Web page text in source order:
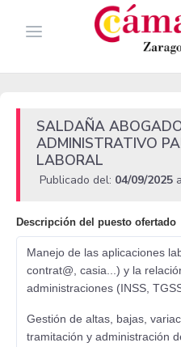
SALDAÑA
ADMINISTRATIVO
LABORAL
Publicado del: 04/09/2025
Descripción del puesto ofertado
Manejo de las aplicaciones
contrat@, casia...) y la
administraciones (INSS,
Gestión de altas, bajas,
tramitación y administración